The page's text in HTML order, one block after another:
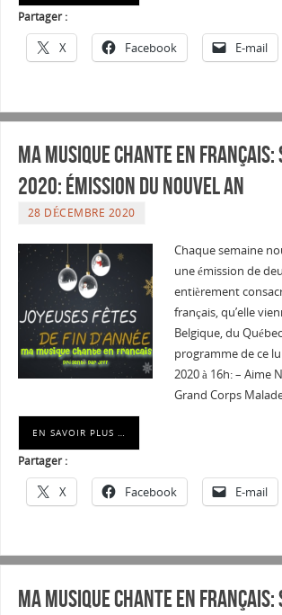
Partager :
X Facebook E-mail
Ma musique chante en Français:
2020: émission du nouvel an
28 DÉCEMBRE 2020
Chaque semaine
une émission de
entièrement
français, qu’elle
Belgique, du
programme de ce
2020 à 16h: – Aime
Grand Corps
EN SAVOIR PLUS …
Partager :
X Facebook E-mail
Ma musique chante en Français: